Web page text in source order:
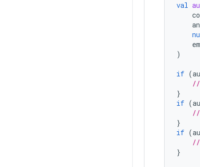
val
)
if (
//
}
if (
//
}
if (
//
}